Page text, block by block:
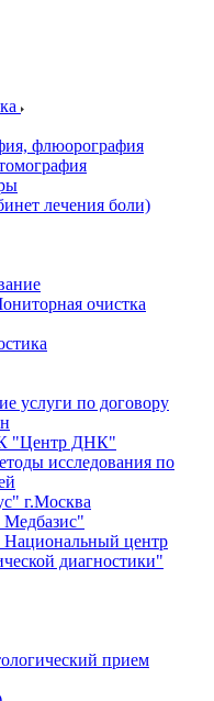
флюорография
лечения боли)
очистка
услуги по договору
"Центр ДНК"
исследования по
г.Москва
центр
диагностики"
прием